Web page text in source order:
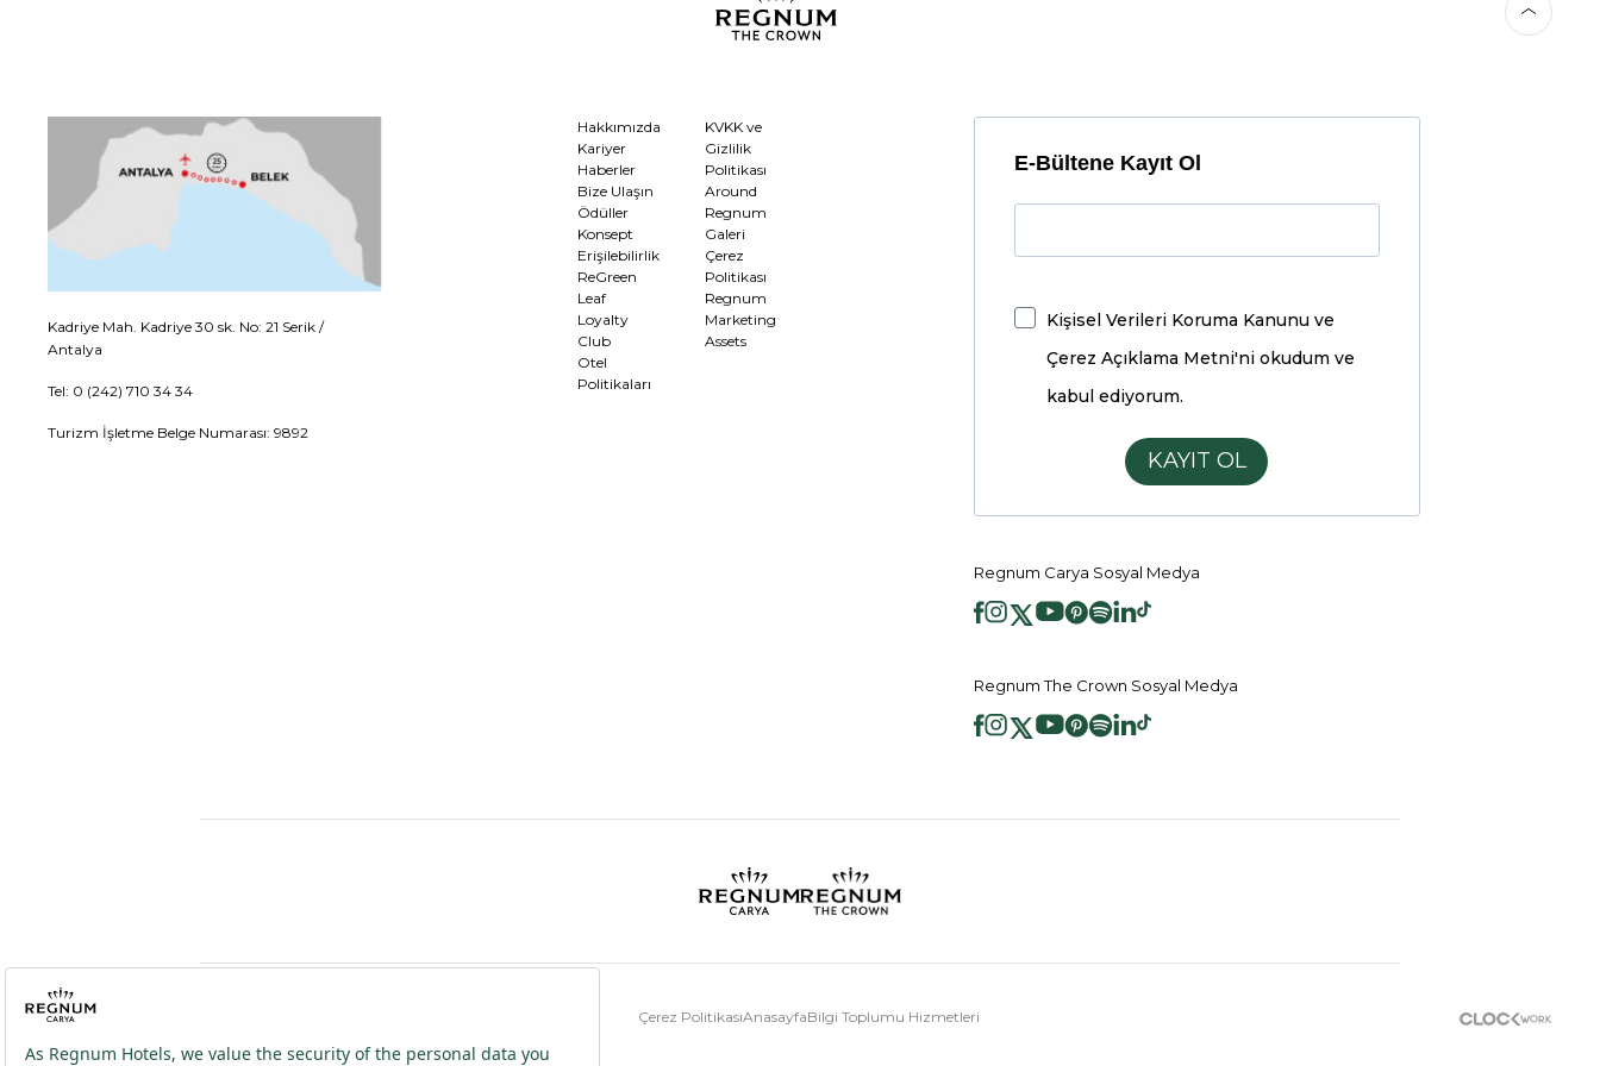
Kadriye Mah. Kadriye 30 sk. No: 21 Serik /
Antalya
Tel: 0 (242) 710 34 34
Turizm İşletme Belge Numarası: 9892
Hakkımızda
Kariyer
Haberler
Bize Ulaşın
Ödüller
Konsept
Erişilebilirlik
ReGreen
Leaf
Loyalty
Club
Otel
Politikaları
KVKK ve
Gizlilik
Politikası
Around
Regnum
Galeri
Çerez
Politikası
Regnum
Marketing
Assets
E-Bültene Kayıt Ol
Kişisel Verileri Koruma Kanunu ve
Çerez Açıklama Metni'ni okudum ve
kabul ediyorum.
KAYIT OL
Regnum Carya Sosyal Medya
Regnum The Crown Sosyal Medya
2026 ® Regnum Hotels. Tüm hakları saklıdır. Çerez PolitikasıAnasayfaBilgi Toplumu Hizmetleri